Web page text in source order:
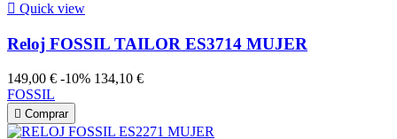
 Quick view
Reloj FOSSIL TAILOR ES3714 MUJER
149,00 € -10% 134,10 €
FOSSIL
 Comprar